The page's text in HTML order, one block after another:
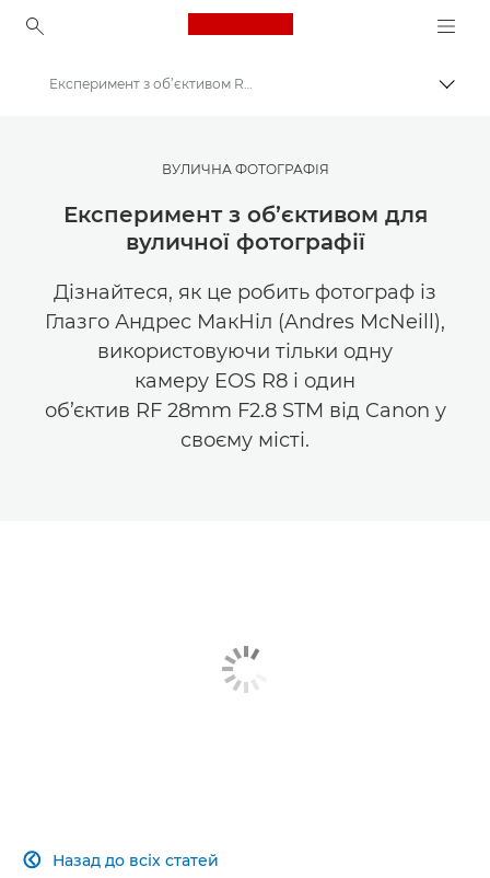
Canon Logo, back to
Ресурси для натхнення | Поради щодо фотографування і друку та рекомендації для покупців
Фотографування та друк: поради та методи
Експеримент з об’єктивом RF 28mm F2.8 STM для вуличної фотографії
ВУЛИЧНА ФОТОГРАФІЯ
Експеримент з об’єктивом для
вуличної фотографії
Дізнайтеся, як це робить фотограф із
Глазго Андрес МакНіл (Andres McNeill),
використовуючи тільки одну
камеру EOS R8 і один
об’єктив RF 28mm F2.8 STM від Canon у
своєму місті.
Назад до всіх статей
